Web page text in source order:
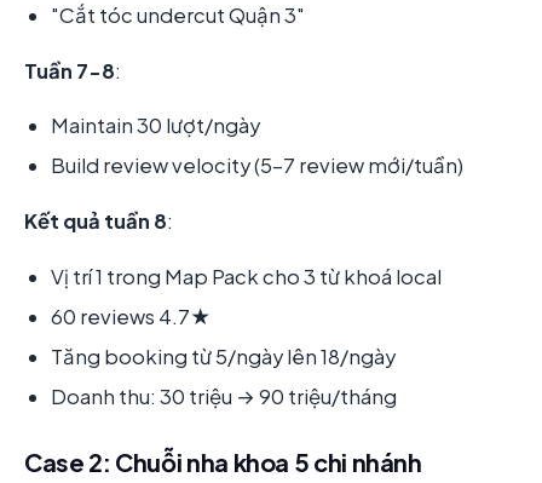
"Cắt tóc undercut Quận 3"
Tuần 7-8:
Maintain 30 lượt/ngày
Build review velocity (5-7 review mới/tuần)
Kết quả tuần 8:
Vị trí 1 trong Map Pack cho 3 từ khoá local
60 reviews 4.7★
Tăng booking từ 5/ngày lên 18/ngày
Doanh thu: 30 triệu → 90 triệu/tháng
Case 2: Chuỗi nha khoa 5 chi nhánh